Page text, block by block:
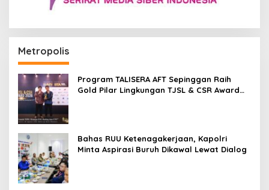
Metropolis
Program TALISERA AFT Sepinggan Raih
Gold Pilar Lingkungan TJSL & CSR Award
Bahas RUU Ketenagakerjaan, Kapolri
Minta Aspirasi Buruh Dikawal Lewat Dialog